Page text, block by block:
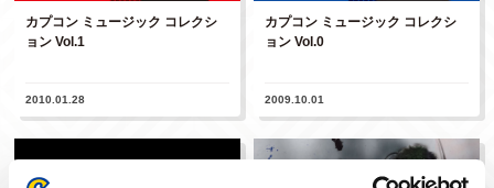
カプコン ミュージック コレクシ
ョン Vol.1
2010.01.28
カプコン ミュージック コレクシ
ョン Vol.0
2009.10.01